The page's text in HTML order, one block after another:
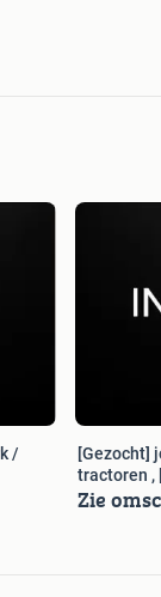
/
[Gezocht]
tractoren ,
Zie